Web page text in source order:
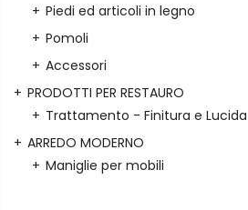
Piedi ed articoli in legno
Pomoli
Accessori
PRODOTTI PER RESTAURO
Trattamento - Finitura e
ARREDO MODERNO
Maniglie per mobili